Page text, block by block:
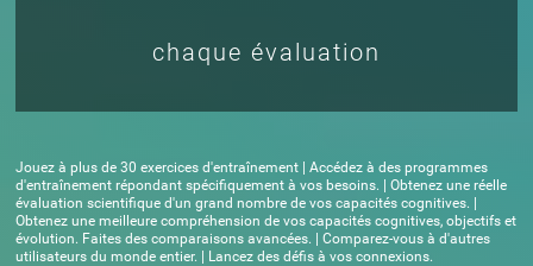
chaque évaluation
Jouez à plus de 30 exercices d'entraînement | Accédez à des programmes
d'entraînement répondant spécifiquement à vos besoins. | Obtenez une réelle
évaluation scientifique d'un grand nombre de vos capacités cognitives. |
Obtenez une meilleure compréhension de vos capacités cognitives, objectifs et
évolution. Faites des comparaisons avancées. | Comparez-vous à d'autres
utilisateurs du monde entier. | Lancez des défis à vos connexions.